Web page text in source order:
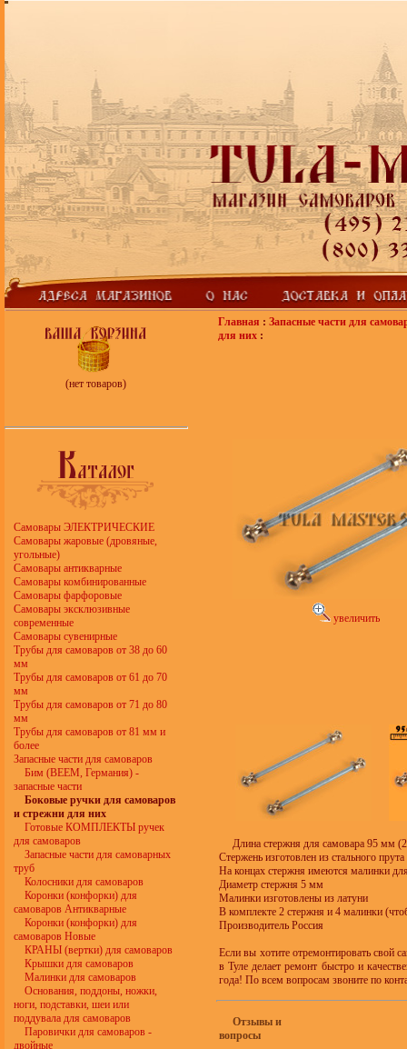
(нет товаров)
Самовары ЭЛЕКТРИЧЕСКИЕ
Самовары жаровые (дровяные,
угольные)
Самовары антикварные
Самовары комбинированные
Самовары фарфоровые
Самовары эксклюзивные
современные
Самовары сувенирные
Трубы для самоваров от 38 до 60
мм
Трубы для самоваров от 61 до 70
мм
Трубы для самоваров от 71 до 80
мм
Трубы для самоваров от 81 мм и
более
Запасные части для самоваров
Бим (BEEM, Германия) -
запасные части
Боковые ручки для самоваров
и стрежни для них
Готовые КОМПЛЕКТЫ ручек
для самоваров
Запасные части для самоварных
труб
Колосники для самоваров
Коронки (конфорки) для
самоваров Антикварные
Коронки (конфорки) для
самоваров Новые
КРАНЫ (вертки) для самоваров
Крышки для самоваров
Малинки для самоваров
Основания, поддоны, ножки,
ноги, подставки, шеи или
поддувала для самоваров
Паровички для самоваров -
двойные
Главная : Запасные части для
для них :
увеличить
Длина стержня для самовара 95 мм
Стержень изготовлен из стального
На концах стержня имеются малинки
Диаметр стержня 5 мм
Малинки изготовлены из латуни
В комплекте 2 стержня и 4 малинки
Производитель Россия
Если вы хотите отремонтировать свой
в Туле делает ремонт быстро и
года! По всем вопросам звоните по
Отзывы и
вопросы